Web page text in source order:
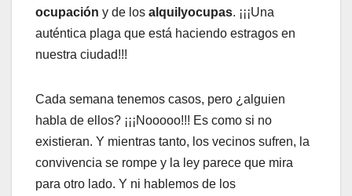
ocupación y de los alquilyocupas. ¡¡¡Una
auténtica plaga que está haciendo estragos en
nuestra ciudad!!!
Cada semana tenemos casos, pero ¿alguien
habla de ellos? ¡¡¡Nooooo!!! Es como si no
existieran. Y mientras tanto, los vecinos sufren, la
convivencia se rompe y la ley parece que mira
para otro lado. Y ni hablemos de los